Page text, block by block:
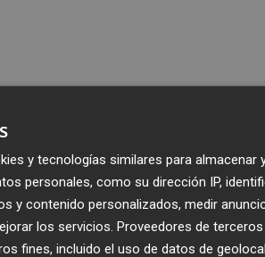
y tecnologías similares para almacenar
personales, como su dirección IP,
y contenido personalizados, medir
los servicios. Proveedores de terceros
fines, incluido el uso de datos de